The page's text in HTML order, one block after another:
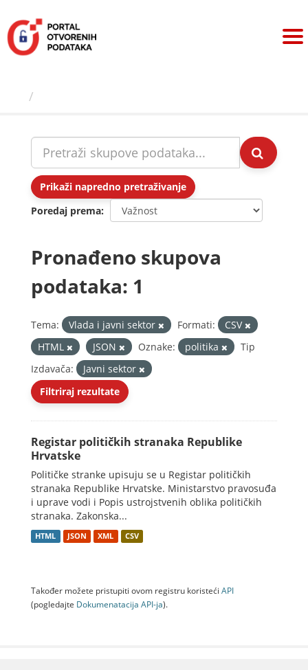
sadržaj
Prikaži napredno pretraživanje
Poredaj prema
Pronađeno skupova
podataka: 1
Tema: Vlada i javni sektor Formati:
CSV
HTML
JSON Oznake: politika
Tip
Izdavača:
Javni sektor
Filtriraj rezultate
Registar političkih stranaka Republike
Hrvatske
Političke stranke upisuju se u Registar političkih
stranaka Republike Hrvatske. Ministarstvo pravosuđa
i uprave vodi i Popis ustrojstvenih oblika političkih
stranaka. Zakonska...
HTML JSON XML CSV
Također možete pristupiti ovom registru koristeći API
(pogledajte Dokumenаtаcijа API-jа).